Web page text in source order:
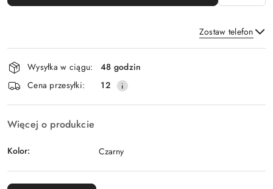
Zostaw telefon
Wyślij
Dostępność
i
dostawa
Wysyłka w ciągu:
48 godzin
Cena przesyłki:
12
Więcej o produkcie
Kolor: Czarny